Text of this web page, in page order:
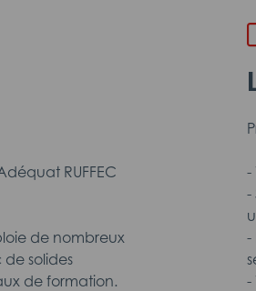
RUFFEC
de nombreux
solides
de formation.
-
-
-
-